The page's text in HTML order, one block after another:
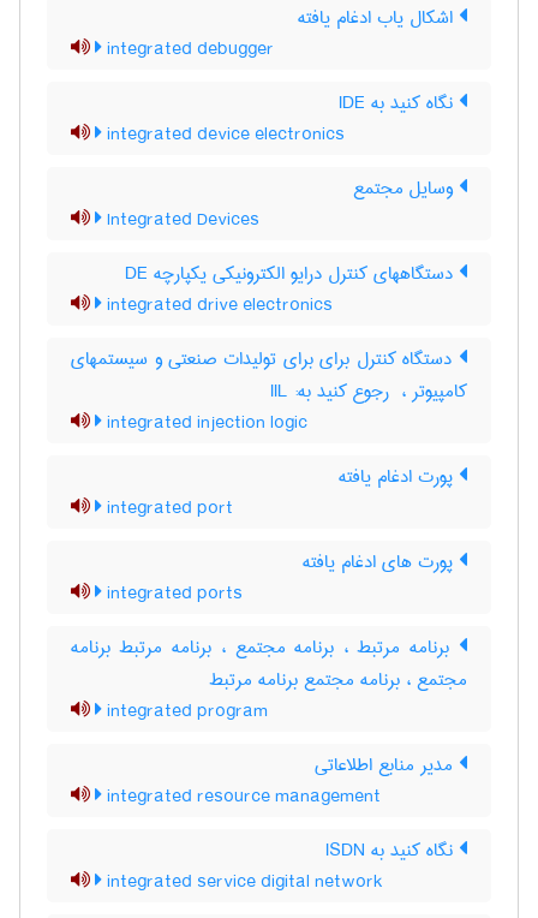
اشکال یاب ادغام یافته
integrated debugger
نگاه کنید به ‎ IDE
integrated device electronics
وسایل مجتمع
Integrated Devices
دستگاههای کنترل درایو الکترونیکی یکپارچه DE
integrated drive electronics
دستگاه کنترل برای برای تولیدات صنعتی و سیستمهای
کامپیوتر ، ‎ رجوع کنید به: IIL
integrated injection logic
پورت ادغام یافته
integrated port
پورت های ادغام یافته
integrated ports
برنامه مرتبط ، برنامه مجتمع ، برنامه مرتبط برنامه
مجتمع ، برنامه مجتمع برنامه مرتبط
integrated program
مدیر منابع اطلاعاتی
integrated resource management
نگاه کنید به ‎ ISDN
integrated service digital network